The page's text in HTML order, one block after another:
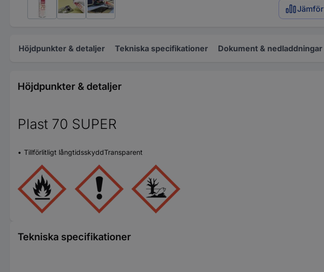
Jämför
Höjdpunkter & detaljer Tekniska specifikationer Dokument & nedladdningar
Höjdpunkter & detaljer
Plast 70 SUPER
Tillförlitligt långtidsskyddTransparent
Tekniska specifikationer